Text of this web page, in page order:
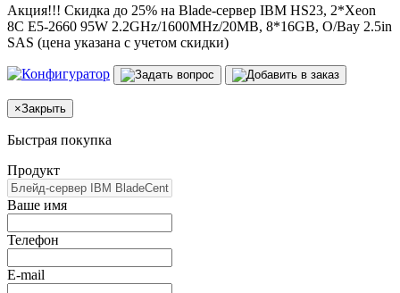
Акция!!! Скидка до 25% на Blade-сервер IBM HS23, 2*Xeon
8C E5-2660 95W 2.2GHz/1600MHz/20MB, 8*16GB, O/Bay 2.5in
SAS (цена указана с учетом скидки)
×Закрыть
Быстрая покупка
Продукт
Ваше имя
Телефон
E-mail